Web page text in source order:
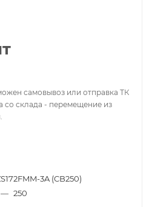
самовывоз или отправка ТК
со склада - перемещение из
3A (CB250)
— 250